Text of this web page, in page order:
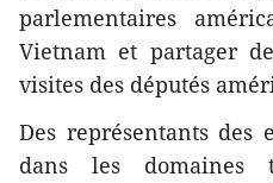
parlementaires
Vietnam et partager
visites des députés
Des représentants des
dans les domaines